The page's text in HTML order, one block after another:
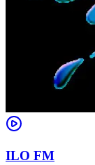
ILO FM